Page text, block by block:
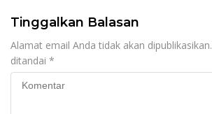
Tinggalkan Balasan
Alamat email Anda tidak akan dipublikasikan.
ditandai *